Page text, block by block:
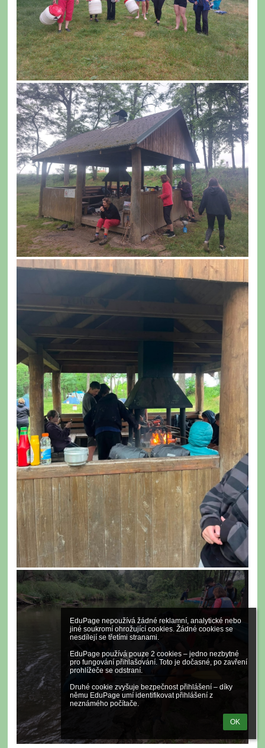
EduPage nepoužívá žádné reklamní, analytické nebo
jiné soukromí ohrožující cookies. Žádné cookies se
nesdílejí se třetími stranami.
EduPage používá pouze 2 cookies – jedno nezbytné
pro fungování přihlašování. Toto je dočasné, po zavření
prohlížeče se odstraní.
Druhé cookie zvyšuje bezpečnost přihlášení – díky
němu EduPage umí identifikovat přihlášení z
neznámého počítače.
OK
7